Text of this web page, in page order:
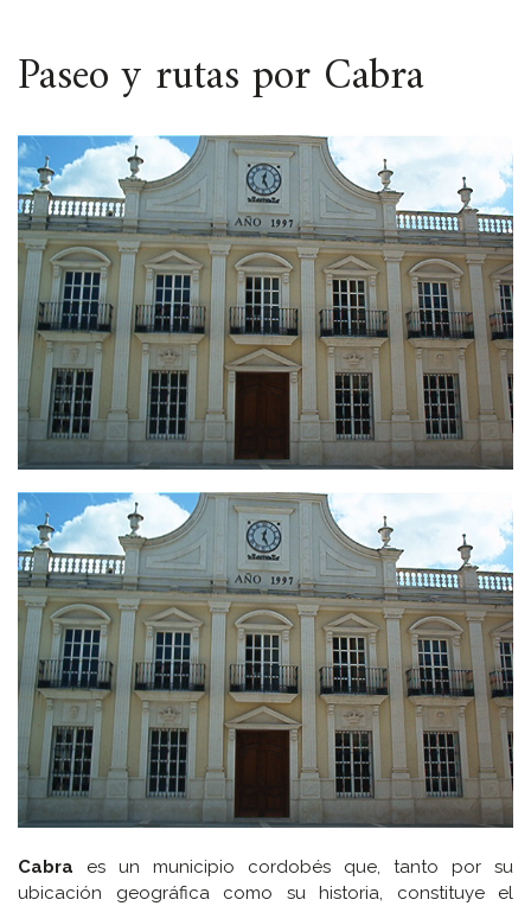
ESPACIO
Paseo y rutas por Cabra
Cabra es un municipio cordobés que, tanto por su
ubicación geográfica como su historia, constituye el